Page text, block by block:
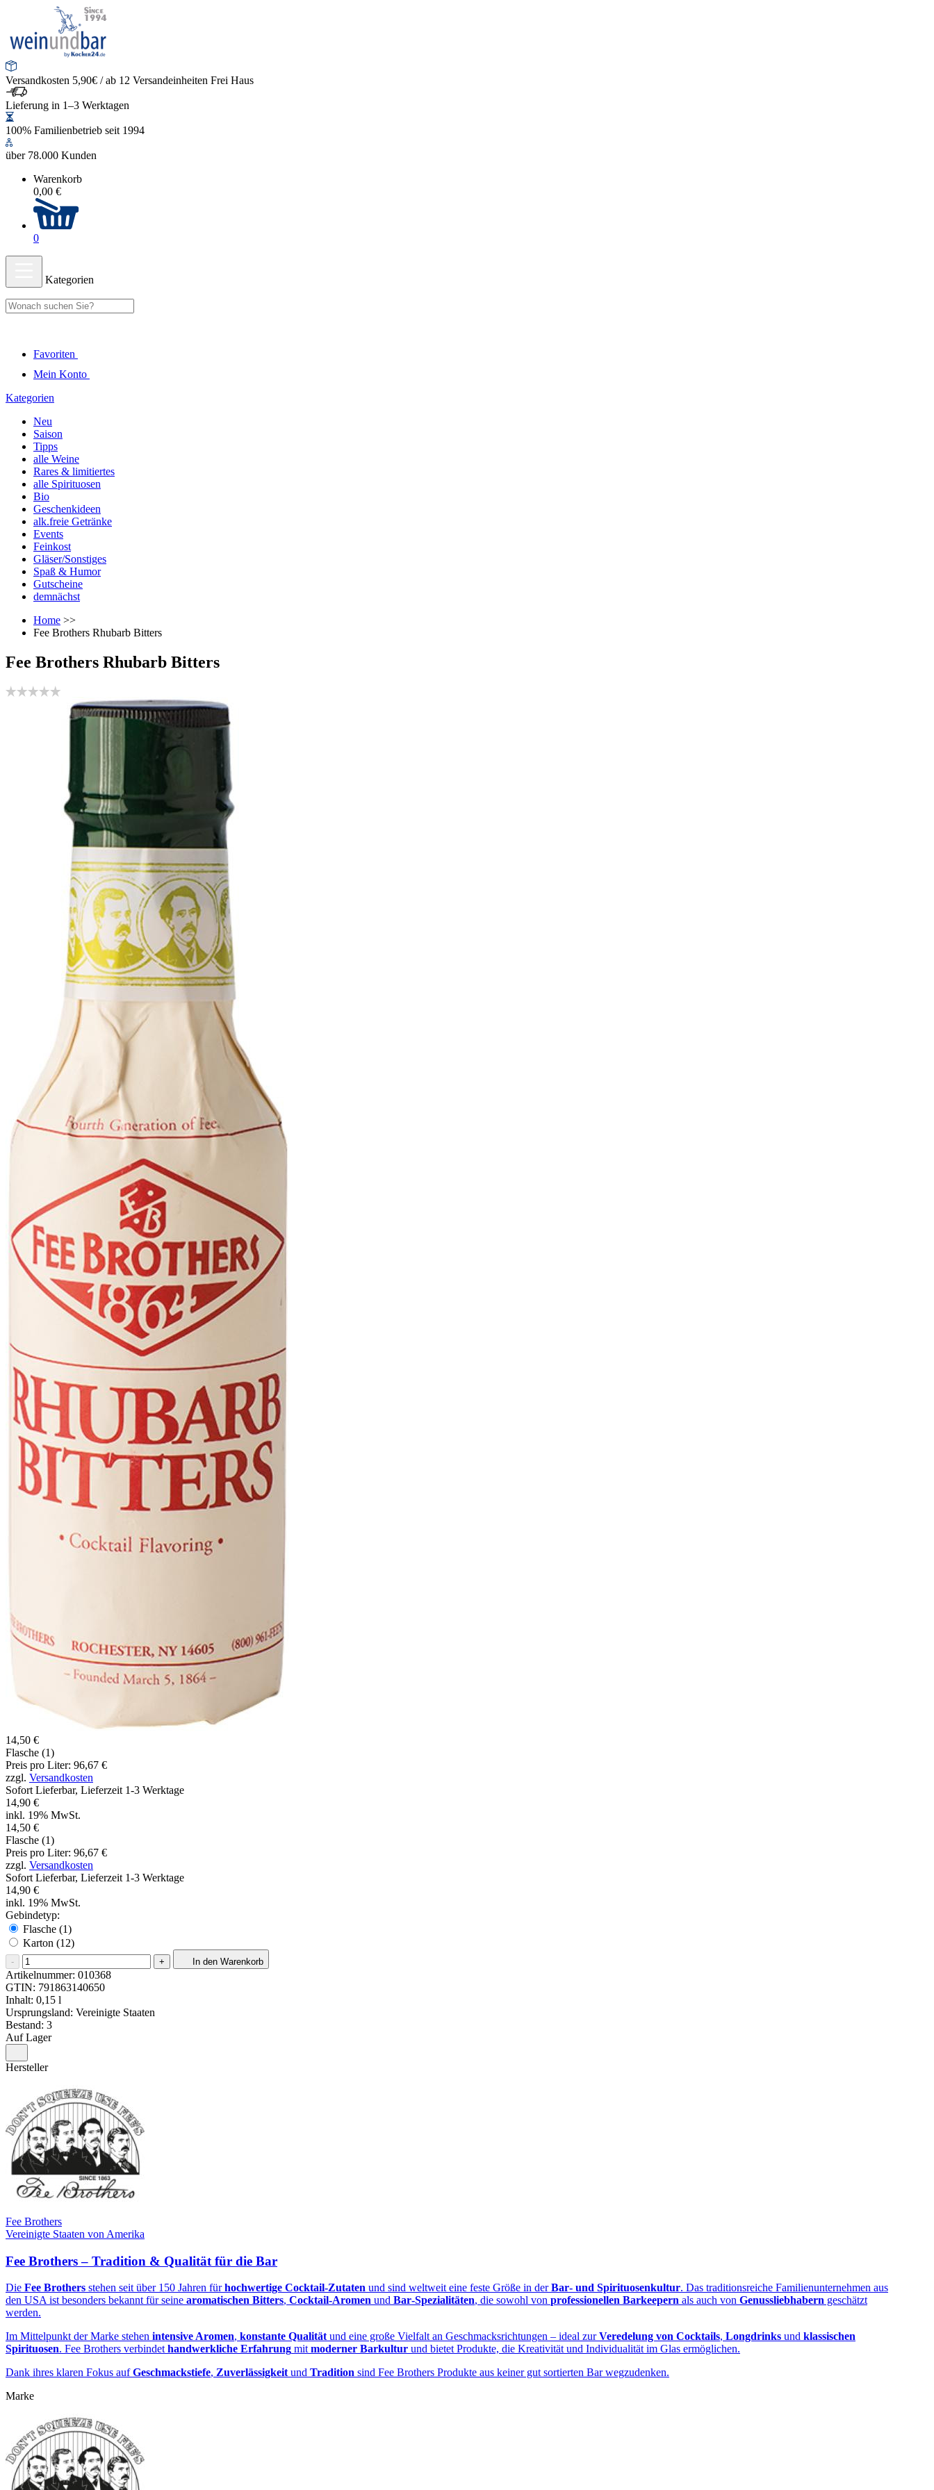
Versandkosten 5,90€ / ab 12 Versandeinheiten Frei Haus
Lieferung in 1–3 Werktagen
100% Familienbetrieb seit 1994
über 78.000 Kunden
Warenkorb
0,00 €
0
Kategorien
Favoriten
Mein Konto
Kategorien
Neu
Saison
Tipps
alle Weine
Rares & limitiertes
alle Spirituosen
Bio
Geschenkideen
alk.freie Getränke
Events
Feinkost
Gläser/Sonstiges
Spaß & Humor
Gutscheine
demnächst
Home >>
Fee Brothers Rhubarb Bitters
Fee Brothers Rhubarb Bitters
14,50 €
Flasche (1)
Preis pro Liter: 96,67 €
zzgl. Versandkosten
Sofort Lieferbar, Lieferzeit 1-3 Werktage
14,90 €
inkl. 19% MwSt.
14,50 €
Flasche (1)
Preis pro Liter: 96,67 €
zzgl. Versandkosten
Sofort Lieferbar, Lieferzeit 1-3 Werktage
14,90 €
inkl. 19% MwSt.
Gebindetyp:
Flasche (1)
Karton (12)
- + In den Warenkorb
Artikelnummer: 010368
GTIN: 791863140650
Inhalt: 0,15 l
Ursprungsland: Vereinigte Staaten
Bestand: 3
Auf Lager
Hersteller
Fee Brothers
Vereinigte Staaten von Amerika
Fee Brothers – Tradition & Qualität für die Bar
Die Fee Brothers stehen seit über 150 Jahren fürhochwertige Cocktail‑Zutaten und sind weltweit eine feste Größe in derBar‑ und Spirituosenkultur. Das traditionsreiche Familienunternehmen aus
den USA ist besonders bekannt für seine aromatischen Bitters, Cocktail‑Aromen und Bar‑Spezialitäten, die sowohl von professionellen Barkeepern als auch von Genussliebhabern geschätzt
werden.
Im Mittelpunkt der Marke stehen intensive Aromen, konstante Qualität und eine große Vielfalt an Geschmacksrichtungen – ideal zurVeredelung von Cocktails, Longdrinks und klassischen
Spirituosen. Fee Brothers verbindet handwerkliche Erfahrung mit moderner Barkultur und bietet Produkte, die Kreativität und Individualität im Glas ermöglichen.
Dank ihres klaren Fokus aufGeschmackstiefe, Zuverlässigkeit und Tradition sind Fee Brothers Produkte aus keiner gut sortierten Bar wegzudenken.
Marke